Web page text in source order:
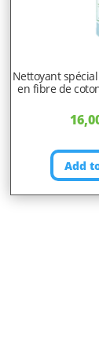
Nettoyant
en fibre de
Add